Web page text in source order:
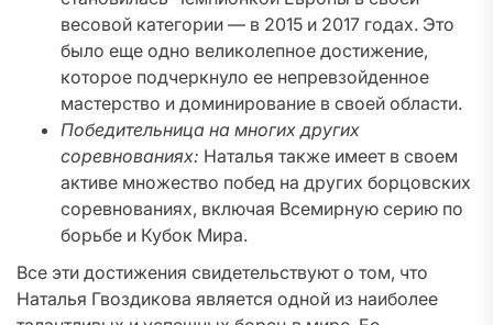
весовой категории — в 2015 и 2017 годах. Это
было еще одно великолепное достижение,
которое подчеркнуло ее непревзойденное
мастерство и доминирование в своей области.
Победительница на многих других
соревнованиях: Наталья также имеет в своем
активе множество побед на других борцовских
соревнованиях, включая Всемирную серию по
борьбе и Кубок Мира.
Все эти достижения свидетельствуют о том, что
Наталья Гвоздикова является одной из наиболее